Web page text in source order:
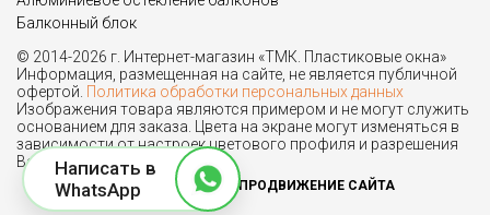
Балконный блок
© 2014-2026 г. Интернет-магазин «ТМК. Пластиковые окна»
Информация, размещенная на сайте, не является публичной
офертой. Политика обработки персональных данных
Изображения товара являются примером и не могут служить
основанием для заказа. Цвета на экране могут изменяться в
зависимости от настроек цветового профиля и разрешения
Вашего монитора.
ПРОДВИЖЕНИЕ САЙТА
Написать в
WhatsApp